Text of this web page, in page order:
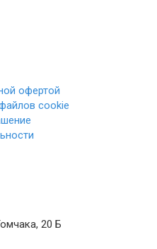
офертой
cookie
20 Б